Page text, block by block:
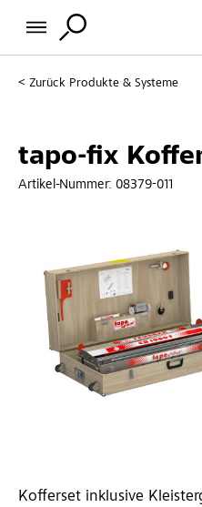
Zurück Produkte & Systeme
tapo-fix
Artikel-Nummer: 08379-011
Kofferset inklusive